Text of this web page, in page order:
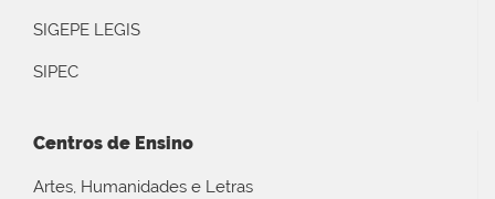
SIGEPE LEGIS
SIPEC
Centros de Ensino
Artes, Humanidades e Letras